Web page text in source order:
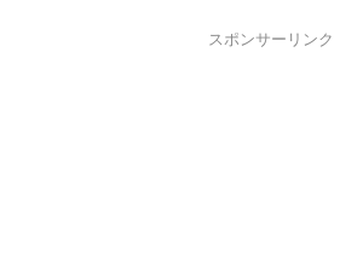
スポンサーリンク